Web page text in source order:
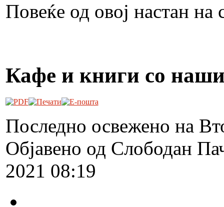
Повеќе од овој настан
Кафе и книги со
Последно освежено на
Објавено од Слободан
2021 08:19